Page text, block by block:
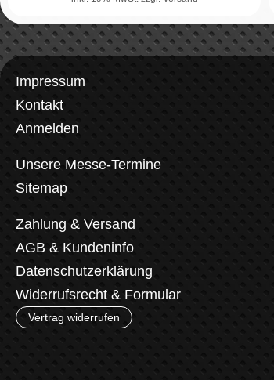
Impressum
Kontakt
Anmelden
Unsere Messe-Termine
Sitemap
Zahlung & Versand
AGB & Kundeninfo
Datenschutzerklärung
Widerrufsrecht & Formular
Vertrag widerrufen